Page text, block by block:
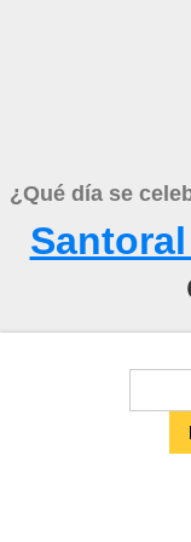
¿Qué día se